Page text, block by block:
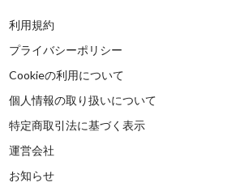
利用規約
プライバシーポリシー
Cookieの利用について
個人情報の取り扱いについて
特定商取引法に基づく表示
運営会社
お知らせ